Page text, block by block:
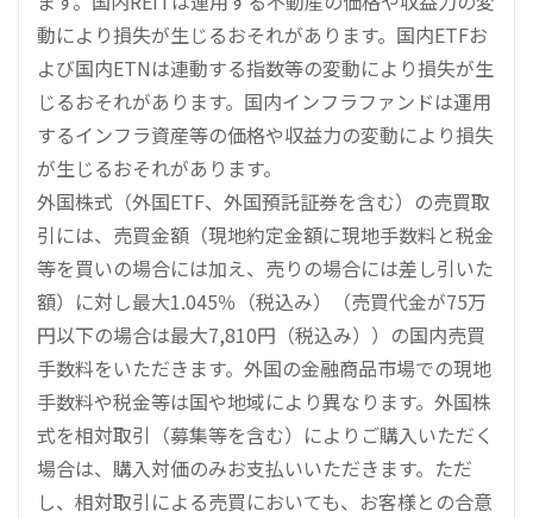
動により損失が生じるおそれがあります。国内ETFお
よび国内ETNは連動する指数等の変動により損失が生
じるおそれがあります。国内インフラファンドは運用
するインフラ資産等の価格や収益力の変動により損失
が生じるおそれがあります。
外国株式（外国ETF、外国預託証券を含む）の売買取
引には、売買金額（現地約定金額に現地手数料と税金
等を買いの場合には加え、売りの場合には差し引いた
額）に対し最大1.045％（税込み）（売買代金が75万
円以下の場合は最大7,810円（税込み））の国内売買
手数料をいただきます。外国の金融商品市場での現地
手数料や税金等は国や地域により異なります。外国株
式を相対取引（募集等を含む）によりご購入いただく
場合は、購入対価のみお支払いいただきます。ただ
し、相対取引による売買においても、お客様との合意